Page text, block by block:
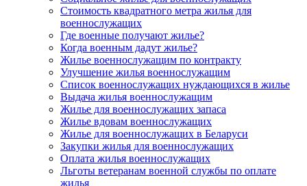
Стоимость квадратного метра жилья для
военнослужащих
Где военные получают жилье?
Когда военным дадут жилье?
Жилье военнослужащим по контракту
Улучшение жилья военнослужащим
Список военнослужащих нуждающихся в жилье
Выдача жилья военнослужащим
Жилье для военнослужащих запаса
Жилье вдовам военнослужащих
Жилье для военнослужащих в Беларуси
Закупки жилья для военнослужащих
Оплата жилья военнослужащих
Льготы ветеранам военной службы по оплате
жилья